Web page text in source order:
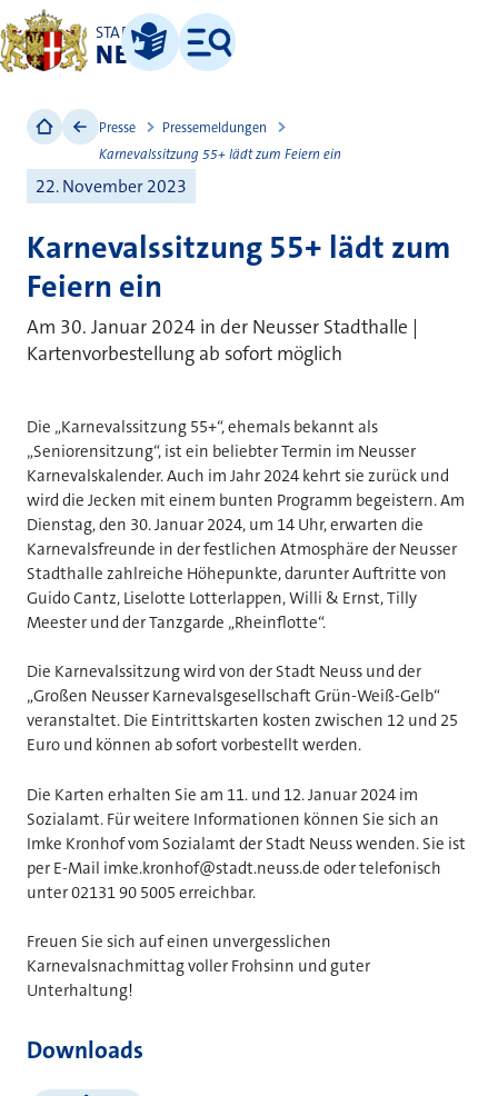
STADT
NEUSS
Leichte Sprache
Menü
Presse
Pressemeldungen
Karnevalssitzung 55+ lädt zum Feiern ein
22. November 2023
Karnevalssitzung 55+ lädt zum
Feiern ein
Am 30. Januar 2024 in der Neusser Stadthalle |
Kartenvorbestellung ab sofort möglich
Die „Karnevalssitzung 55+“, ehemals bekannt als
„Seniorensitzung“, ist ein beliebter Termin im Neusser
Karnevalskalender. Auch im Jahr 2024 kehrt sie zurück und
wird die Jecken mit einem bunten Programm begeistern. Am
Dienstag, den 30. Januar 2024, um 14 Uhr, erwarten die
Karnevalsfreunde in der festlichen Atmosphäre der Neusser
Stadthalle zahlreiche Höhepunkte, darunter Auftritte von
Guido Cantz, Liselotte Lotterlappen, Willi & Ernst, Tilly
Meester und der Tanzgarde „Rheinflotte“.
Die Karnevalssitzung wird von der Stadt Neuss und der
„Großen Neusser Karnevalsgesellschaft Grün-Weiß-Gelb“
veranstaltet. Die Eintrittskarten kosten zwischen 12 und 25
Euro und können ab sofort vorbestellt werden.
Die Karten erhalten Sie am 11. und 12. Januar 2024 im
Sozialamt. Für weitere Informationen können Sie sich an
Imke Kronhof vom Sozialamt der Stadt Neuss wenden. Sie ist
per E-Mail imke.kronhof@stadt.neuss.de oder telefonisch
unter 02131 90 5005 erreichbar.
Freuen Sie sich auf einen unvergesslichen
Karnevalsnachmittag voller Frohsinn und guter
Unterhaltung!
Downloads